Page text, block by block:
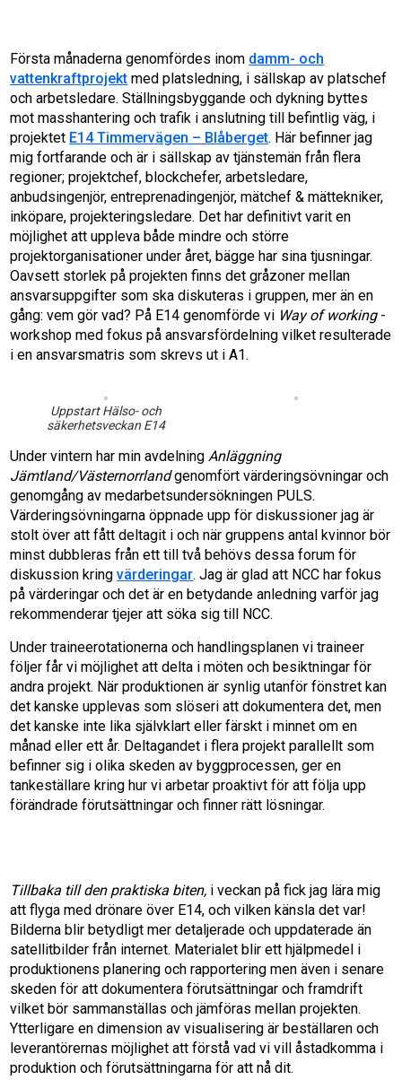
Första månaderna genomfördes inom damm- och
vattenkraftprojekt med platsledning, i sällskap av platschef
och arbetsledare. Ställningsbyggande och dykning byttes
mot masshantering och trafik i anslutning till befintlig väg, i
projektet E14 Timmervägen – Blåberget. Här befinner jag
mig fortfarande och är i sällskap av tjänstemän från flera
regioner; projektchef, blockchefer, arbetsledare,
anbudsingenjör, entreprenadingenjör, mätchef & mättekniker,
inköpare, projekteringsledare. Det har definitivt varit en
möjlighet att uppleva både mindre och större
projektorganisationer under året, bägge har sina tjusningar.
Oavsett storlek på projekten finns det gråzoner mellan
ansvarsuppgifter som ska diskuteras i gruppen, mer än en
gång: vem gör vad? På E14 genomförde vi Way of working-
workshop med fokus på ansvarsfördelning vilket resulterade
i en ansvarsmatris som skrevs ut i A1.
Uppstart Hälso- och
säkerhetsveckan E14
Under vintern har min avdelningAnläggning
Jämtland/Västernorrlandgenomfört värderingsövningar och
genomgång av medarbetsundersökningen PULS.
Värderingsövningarna öppnade upp för diskussioner jag är
stolt över att fått deltagit i och när gruppens antal kvinnor bör
minst dubbleras från ett till två behövs dessa forum för
diskussion kringvärderingar. Jag är glad att NCC har fokus
på värderingar och det är en betydande anledning varför jag
rekommenderar tjejer att söka sig till NCC.
Under traineerotationerna och handlingsplanen vi traineer
följer får vi möjlighet att delta i möten och besiktningar för
andra projekt. När produktionen är synlig utanför fönstret kan
det kanske upplevas som slöseri att dokumentera det, men
det kanske inte lika självklart eller färskt i minnet om en
månad eller ett år. Deltagandet i flera projekt parallellt som
befinner sig i olika skeden av byggprocessen, ger en
tankeställare kring hur vi arbetar proaktivt för att följa upp
förändrade förutsättningar och finner rätt lösningar.
Tillbaka till den praktiska biten, i veckan på fick jag lära mig
att flyga med drönare över E14, och vilken känsla det var!
Bilderna blir betydligt mer detaljerade och uppdaterade än
satellitbilder från internet. Materialet blir ett hjälpmedel i
produktionens planering och rapportering men även i senare
skeden för att dokumentera förutsättningar och framdrift
vilket bör sammanställas och jämföras mellan projekten.
Ytterligare en dimension av visualisering är beställaren och
leverantörernas möjlighet att förstå vad vi vill åstadkomma i
produktion och förutsättningarna för att nå dit.